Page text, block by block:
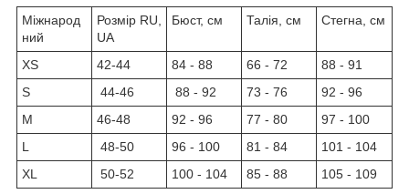
Міжнарод
ний
Розмір RU,
UA
Бюст, см Талія, см Стегна, см
XS 42-44 84 - 88 66 - 72
88 - 91
S
44-46 88 - 92 73 - 76
92 - 96
M
46-48 92 - 96 77 - 80
97 - 100
L
48-50 96 - 100 81 - 84
101 - 104
XL
50-52 100 - 104 85 - 88 105 - 109